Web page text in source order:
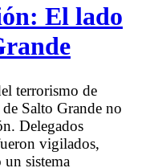
El lado
terrorismo de
Salto Grande no
Delegados
vigilados,
sistema